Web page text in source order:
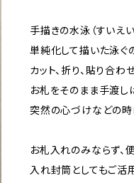
手描きの水泳（すいえ
単純化して描いた泳ぐ
カット、折り、貼り合
お札をそのまま手渡し
突然の心づけなどの時
お札入れのみならず、
入れ封筒としてもご活